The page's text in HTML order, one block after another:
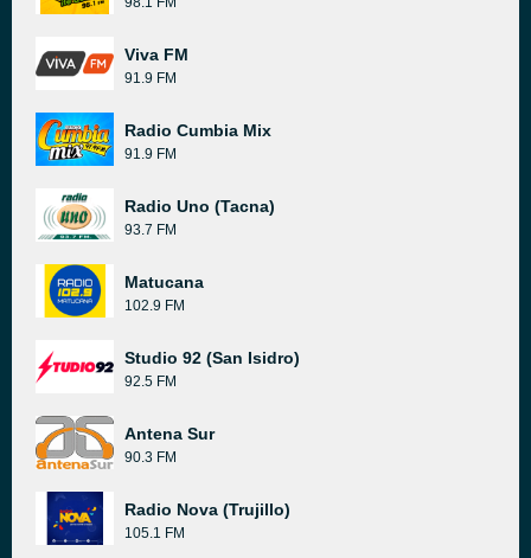
Viva FM
91.9 FM
Radio Cumbia Mix
91.9 FM
Radio Uno (Tacna)
93.7 FM
Matucana
102.9 FM
Studio 92 (San Isidro)
92.5 FM
Antena Sur
90.3 FM
Radio Nova (Trujillo)
105.1 FM